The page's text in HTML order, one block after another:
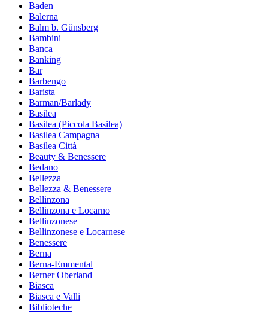
Baden
Balerna
Balm b. Günsberg
Bambini
Banca
Banking
Bar
Barbengo
Barista
Barman/Barlady
Basilea
Basilea (Piccola Basilea)
Basilea Campagna
Basilea Città
Beauty & Benessere
Bedano
Bellezza
Bellezza & Benessere
Bellinzona
Bellinzona e Locarno
Bellinzonese
Bellinzonese e Locarnese
Benessere
Berna
Berna-Emmental
Berner Oberland
Biasca
Biasca e Valli
Biblioteche